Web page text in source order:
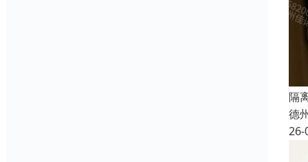
隔
德
26-